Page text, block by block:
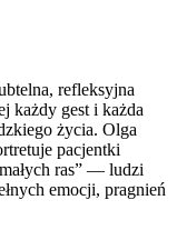
refleksyjna
każdy gest i każda
życia. Olga
pacjentki
ras” — ludzi
emocji, pragnień